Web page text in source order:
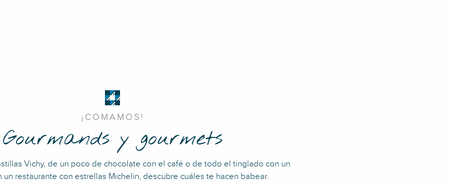
¡COMAMOS!
Gourmands y gourmets
Vichy, de un poco de chocolate con el café o de todo el tinglado con un
un restaurante con estrellas Michelin, descubre cuáles te hacen babear.